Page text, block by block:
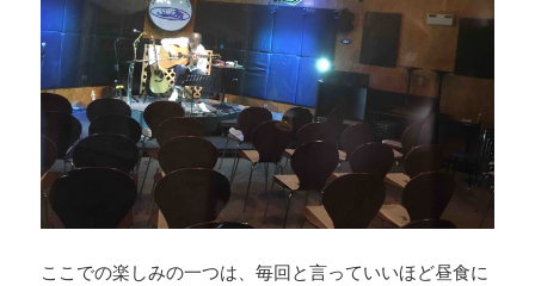
ここでの楽しみの一つは、毎回と言っていいほど昼食に